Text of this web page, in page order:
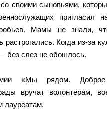
своими сыновьями,
пригласил на
Мамы не знали,
растрогались. Когда из-за
без слез не обошлось.
«Мы рядом.
вручат волонтерам,
лауреатам.